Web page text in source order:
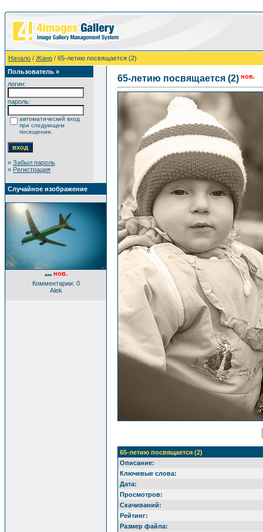
Начало / Жанр / 65-летию посвящается (2)
Пользователь »
логин:
пароль:
автоматический вход
при следующем
посещении.
» Забыл пароль
» Регистрация
Случайное изображение
*** нов.
Комментарии: 0
Alek
65-летию посвящается (2) нов.
65-летию посвящается (2)
Описание:
Ключевые слова:
Дата:
Просмотров:
Скачиваний:
Рейтинг:
Размер файла: